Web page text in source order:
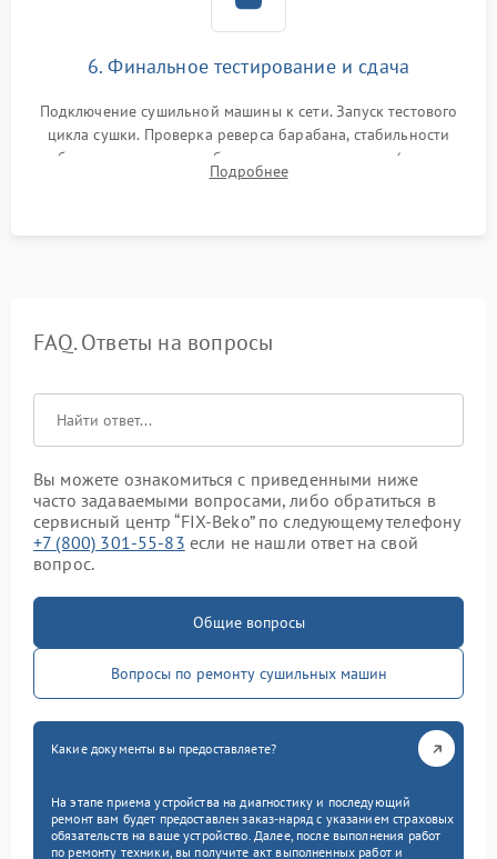
6. Финальное тестирование и сдача
Подключение сушильной машины к сети. Запуск тестового
цикла сушки. Проверка реверса барабана, стабильности
набора температуры, работы дренажного насоса (откачка
конденсата) и отсутствия посторонних скрипов, стуков или
Подробнее
FAQ. Ответы на вопросы
Вы можете ознакомиться с приведенными ниже
часто задаваемыми вопросами, либо обратиться в
сервисный центр “FIX-Beko” по следующему телефону
+7 (800) 301-55-83 если не нашли ответ на свой
вопрос.
Общие вопросы
Вопросы по ремонту сушильных машин
Какие документы вы предоставляете?
На этапе приема устройства на диагностику и последующий
ремонт вам будет предоставлен заказ-наряд с указанием страховых
обязательств на ваше устройство. Далее, после выполнения работ
по ремонту техники, вы получите акт выполненных работ и